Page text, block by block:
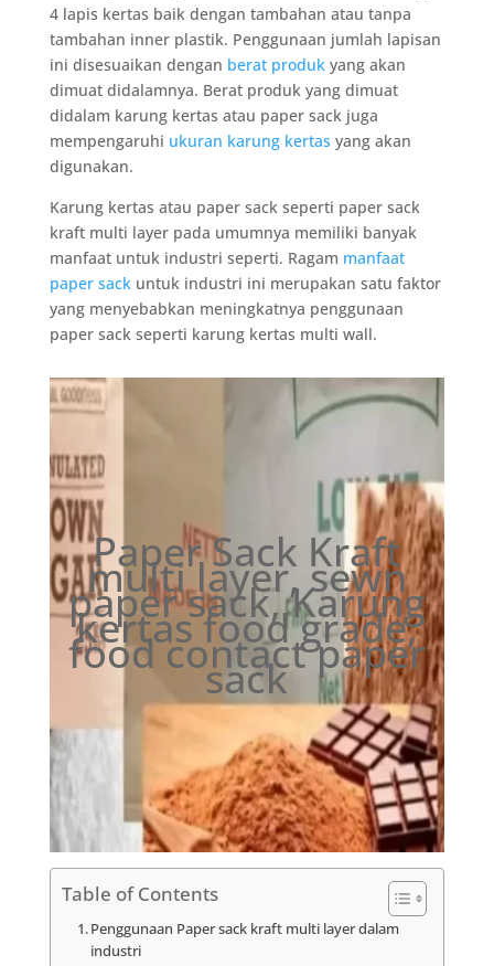
4 lapis kertas baik dengan tambahan atau tanpa
tambahan inner plastik. Penggunaan jumlah lapisan
ini disesuaikan dengan berat produkyang akan
dimuat didalamnya. Berat produk yang dimuat
didalam karung kertas atau paper sack juga
mempengaruhi ukuran karung kertas yang akan
digunakan.
Karung kertas atau paper sack seperti paper sack
kraft multi layer pada umumnya memiliki banyak
manfaat untuk industri seperti. Ragam manfaat
paper sackuntuk industri ini merupakan satu faktor
yang menyebabkan meningkatnya penggunaan
paper sack seperti karung kertas multi wall.
Paper Sack Kraft
multi layer, sewn
paper sack, Karung
kertas food grade,
food contact paper
sack
Table of Contents
Penggunaan Paper sack kraft multi layer dalam
industri